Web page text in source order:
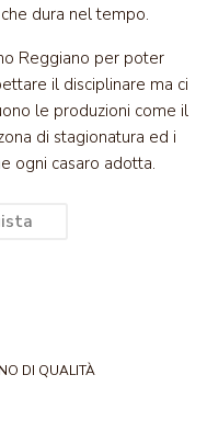
dura nel tempo.
Reggiano per poter
il disciplinare ma ci
le produzioni come il
di stagionatura ed i
ogni casaro adotta.
DI QUALITÀ